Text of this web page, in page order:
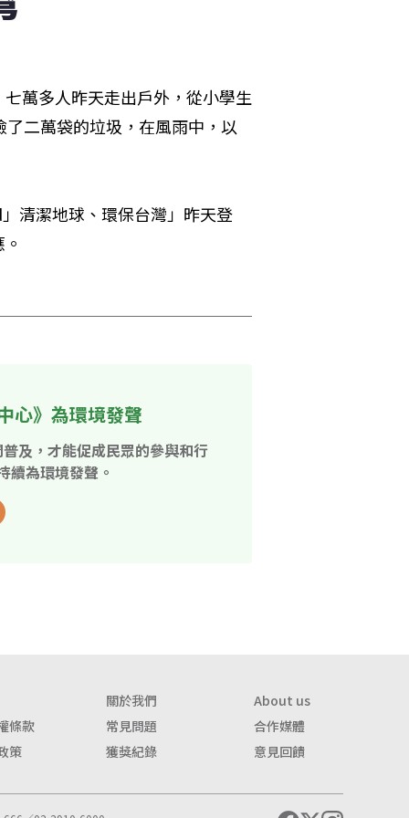
萬多人昨天走出戶外，從小學生
二萬袋的垃圾，在風雨中，以
清潔地球、環保台灣」昨天登
心》為環境發聲
及，才能促成民眾的參與和行
續為環境發聲。
關於我們
About us
條款
常見問題
合作媒體
策
獲獎紀錄 意見回饋